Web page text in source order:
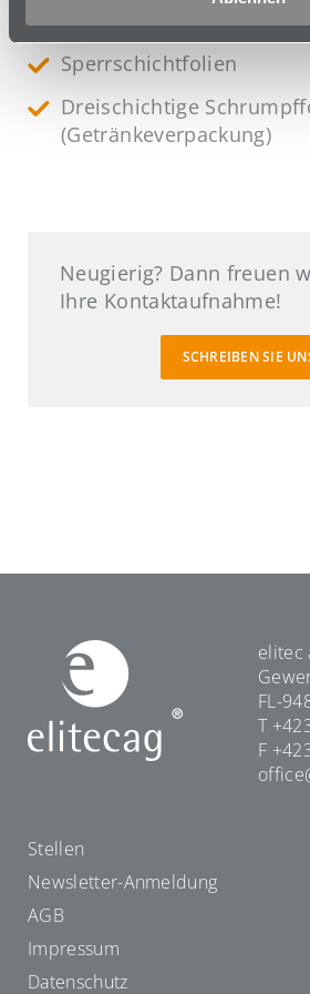
Duplex- und
Sperrschichtfolien
Dreischichtige
(Getränkeverpackung)
Neugierig? Dann freuen
Ihre Kontaktaufnahme!
SCHREIBEN SIE
elitec
FL-
T
F
Stellen
Newsletter-Anmeldung
AGB
Impressum
Datenschutz